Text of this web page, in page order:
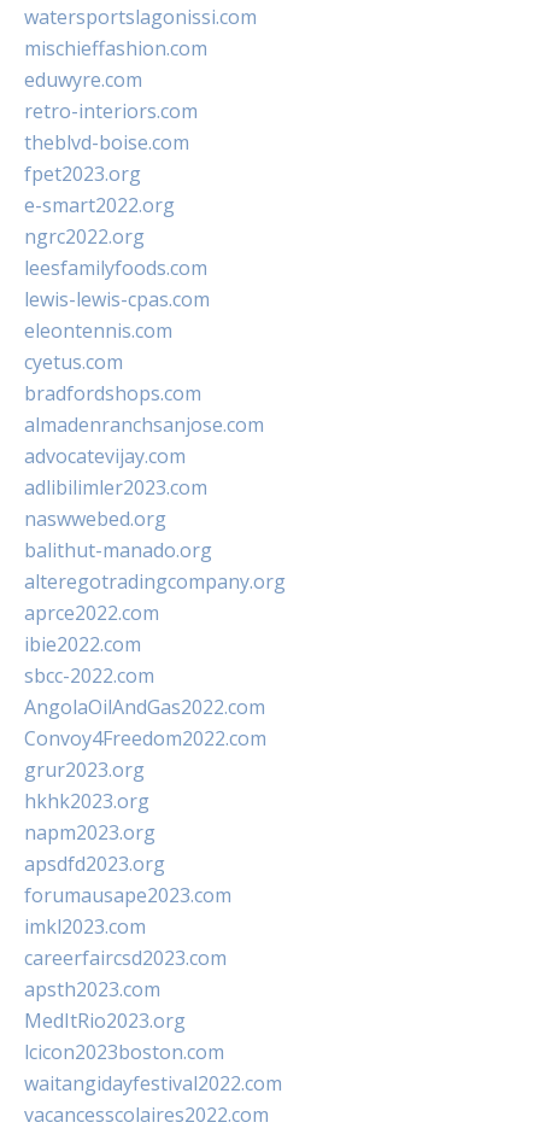
watersportslagonissi.com
mischieffashion.com
eduwyre.com
retro-interiors.com
theblvd-boise.com
fpet2023.org
e-smart2022.org
ngrc2022.org
leesfamilyfoods.com
lewis-lewis-cpas.com
eleontennis.com
cyetus.com
bradfordshops.com
almadenranchsanjose.com
advocatevijay.com
adlibilimler2023.com
naswwebed.org
balithut-manado.org
alteregotradingcompany.org
aprce2022.com
ibie2022.com
sbcc-2022.com
AngolaOilAndGas2022.com
Convoy4Freedom2022.com
grur2023.org
hkhk2023.org
napm2023.org
apsdfd2023.org
forumausape2023.com
imkl2023.com
careerfaircsd2023.com
apsth2023.com
MedItRio2023.org
lcicon2023boston.com
waitangidayfestival2022.com
vacancesscolaires2022.com